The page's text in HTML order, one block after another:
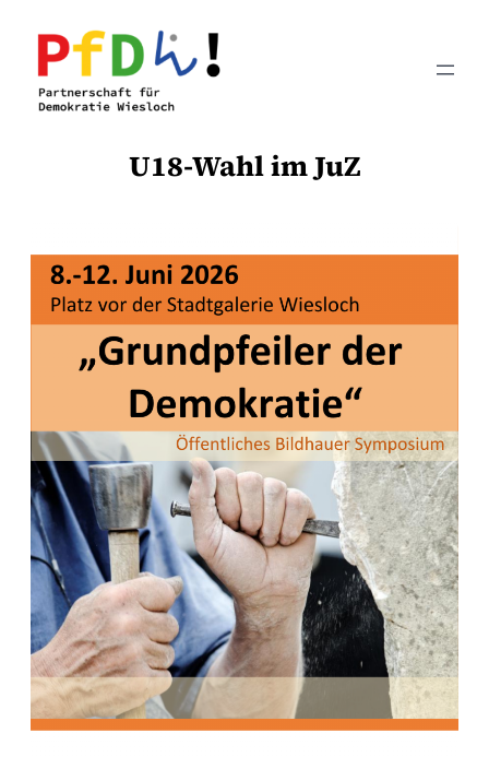
Inhalt
springen
U18-Wahl im JuZ